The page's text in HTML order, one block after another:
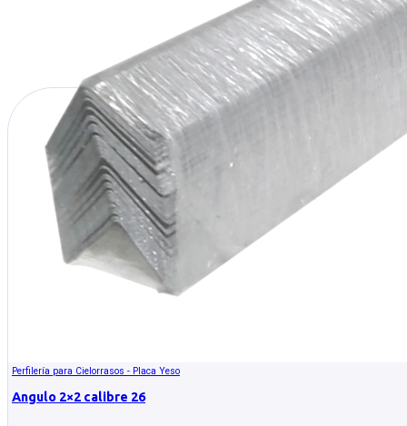
Perfilería para Cielorrasos - Placa Yeso
Angulo 2×2 calibre 26